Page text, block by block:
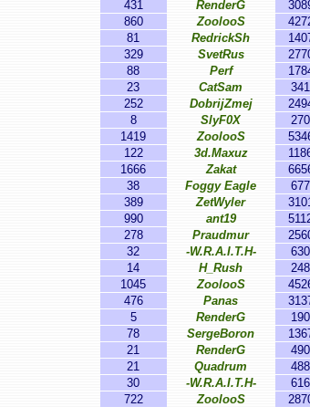
431 RenderG
860 ZoolooS
81 RedrickSh
329 SvetRus
88 Perf
23 CatSam
252 DobrijZmej
8 SlyF0X
1419 ZoolooS
122 3d.Maxuz
1666 Zakat
38 Foggy Eagle
389 ZetWyler
990 ant19
278 Praudmur
32 -W.R.A.I.T.H-
14 H_Rush
1045 ZoolooS
476 Panas
5 RenderG
78 SergeBoron
21 RenderG
21 Quadrum
30 -W.R.A.I.T.H-
722 ZoolooS